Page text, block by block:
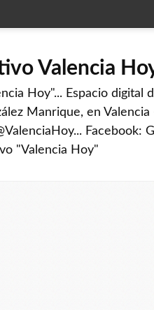
Valencia
Hoy"... Espacio
Manrique, en
Facebook:
"Valencia Hoy"